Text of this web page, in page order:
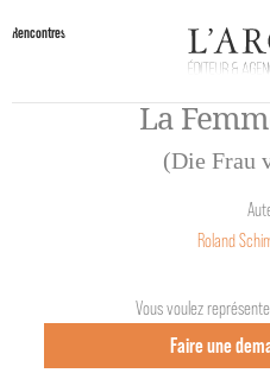
Rencontres
La
(Die Frau
Roland
Vous voulez
Faire une